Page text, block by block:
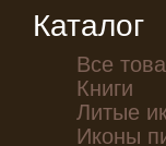
Каталог
Все
Книги
Литые
Иконы